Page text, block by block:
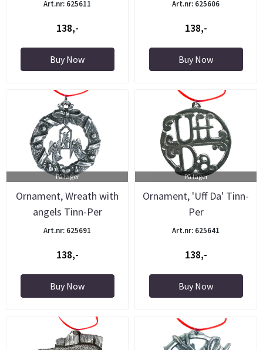
Art.nr: 625611
138,-
Buy Now
Art.nr: 625606
138,-
Buy Now
På lager
Ornament, Wreath with
angels Tinn-Per
Art.nr: 625691
138,-
Buy Now
På lager
Ornament, 'Uff Da' Tinn-
Per
Art.nr: 625641
138,-
Buy Now